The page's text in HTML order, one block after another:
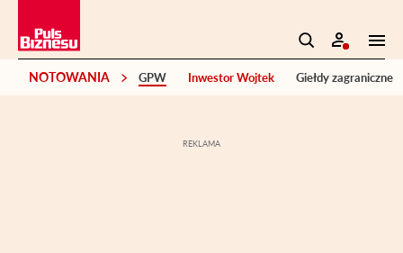
NOTOWANIA GPW Inwestor Wojtek Giełdy zagraniczne